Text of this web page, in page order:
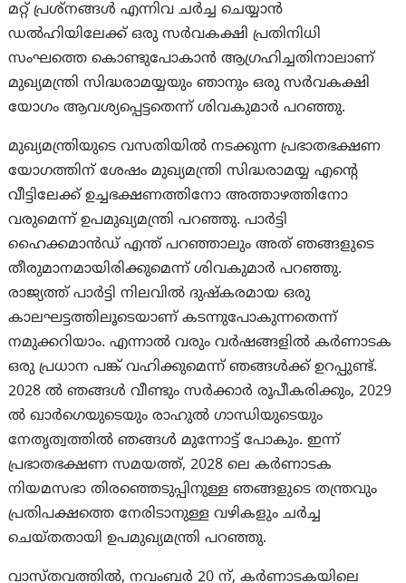
മറ്റ് പ്രശ്നങ്ങൾ എന്നിവ ചർച്ച ചെയ്യാൻ
ഡൽഹിയിലേക്ക് ഒരു സർവകക്ഷി പ്രതിനിധി
സംഘത്തെ കൊണ്ടുപോകാൻ ആഗ്രഹിച്ചതിനാലാണ്
മുഖ്യമന്ത്രി സിദ്ധരാമയ്യയും ഞാനും ഒരു സർവകക്ഷി
യോഗം ആവശ്യപ്പെട്ടതെന്ന് ശിവകുമാർ പറഞ്ഞു.
മുഖ്യമന്ത്രിയുടെ വസതിയിൽ നടക്കുന്ന പ്രഭാതഭക്ഷണ
യോഗത്തിന് ശേഷം മുഖ്യമന്ത്രി സിദ്ധരാമയ്യ എന്റെ
വീട്ടിലേക്ക് ഉച്ചഭക്ഷണത്തിനോ അത്താഴത്തിനോ
വരുമെന്ന് ഉപമുഖ്യമന്ത്രി പറഞ്ഞു. പാർട്ടി
ഹൈക്കമാൻഡ് എന്ത് പറഞ്ഞാലും അത് ഞങ്ങളുടെ
തീരുമാനമായിരിക്കുമെന്ന് ശിവകുമാർ പറഞ്ഞു.
രാജ്യത്ത് പാർട്ടി നിലവിൽ ദുഷ്‌കരമായ ഒരു
കാലഘട്ടത്തിലൂടെയാണ് കടന്നുപോകുന്നതെന്ന്
നമുക്കറിയാം. എന്നാൽ വരും വർഷങ്ങളിൽ കർണാടക
ഒരു പ്രധാന പങ്ക് വഹിക്കുമെന്ന് ഞങ്ങൾക്ക് ഉറപ്പുണ്ട്.
2028 ൽ ഞങ്ങൾ വീണ്ടും സർക്കാർ രൂപീകരിക്കും, 2029
ൽ ഖാർഗെയുടെയും രാഹുൽ ഗാന്ധിയുടെയും
നേതൃത്വത്തിൽ ഞങ്ങൾ മുന്നോട്ട് പോകും. ഇന്ന്
പ്രഭാതഭക്ഷണ സമയത്ത്, 2028 ലെ കർണാടക
നിയമസഭാ തിരഞ്ഞെടുപ്പിനുള്ള ഞങ്ങളുടെ തന്ത്രവും
പ്രതിപക്ഷത്തെ നേരിടാനുള്ള വഴികളും ചർച്ച
ചെയ്തതായി ഉപമുഖ്യമന്ത്രി പറഞ്ഞു.
വാസ്തവത്തിൽ, നവംബർ 20 ന്, കർണാടകയിലെ